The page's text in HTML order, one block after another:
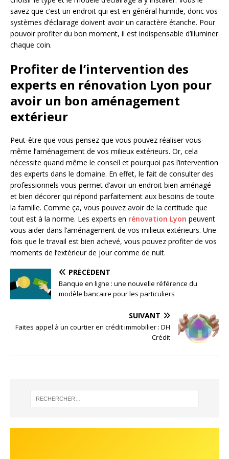
savez que c’est un endroit qui est en général humide, donc vos
systèmes d’éclairage doivent avoir un caractère étanche. Pour
pouvoir profiter du bon moment, il est indispensable d’illuminer
chaque coin.
Profiter de l’intervention des
experts en rénovation Lyon pour
avoir un bon aménagement
extérieur
Peut-être que vous pensez que vous pouvez réaliser vous-
même l’aménagement de vos milieux extérieurs. Or, cela
nécessite quand même le conseil et pourquoi pas l’intervention
des experts dans le domaine. En effet, le fait de consulter des
professionnels vous permet d’avoir un endroit bien aménagé
et bien décorer qui répond parfaitement aux besoins de toute
la famille. Comme ça, vous pouvez avoir de la certitude que
tout est à la norme. Les experts en rénovation Lyon peuvent
vous aider dans l’aménagement de vos milieux extérieurs. Une
fois que le travail est bien achevé, vous pouvez profiter de vos
moments de l’extérieur de jour comme de nuit.
PRÉCÉDENT
Banque en ligne : une nouvelle référence du
modèle bancaire pour les particuliers
SUIVANT
Faites appel à un courtier en crédit immobilier : DH
Crédit